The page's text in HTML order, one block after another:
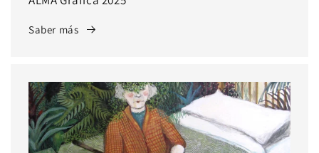
Saber más